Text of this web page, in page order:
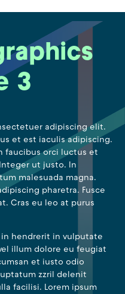
3
adipiscing elit.
et est iaculis adipiscing.
faucibus orci luctus et
ut justo. In
malesuada magna.
pharetra. Fusce
Cras eu leo at purus
hendrerit in vulputate
illum dolore eu feugiat
et iusto odio
zzril delenit
facilisi. Lorem ipsum